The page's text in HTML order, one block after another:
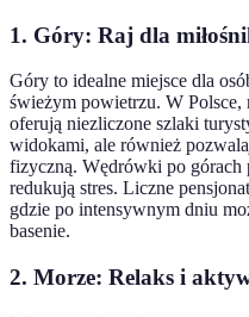
1. Góry: Raj dla
Góry to idealne miejsce dla
świeżym powietrzu. W Polsce,
oferują niezliczone szlaki
widokami, ale również
fizyczną. Wędrówki po górach
redukują stres. Liczne
gdzie po intensywnym dniu
basenie.
2. Morze: Relaks i